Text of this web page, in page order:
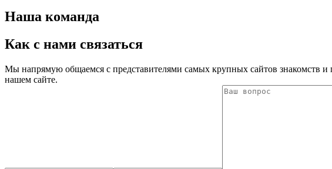
Наша команда
Как с нами связаться
Мы напрямую общаемся с представителями самых крупных сайтов знакомств
нашем сайте.